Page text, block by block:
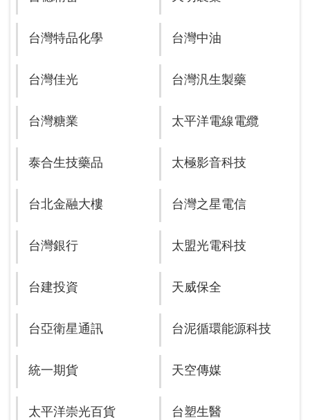
台灣特品化學 台灣中油
台灣佳光 台灣汎生製藥
台灣糖業 太平洋電線電纜
泰合生技藥品 太極影音科技
台北金融大樓 台灣之星電信
台灣銀行 太盟光電科技
台建投資 天威保全
台亞衛星通訊 台泥循環能源科技
統一期貨 天空傳媒
太平洋崇光百貨 台塑生醫